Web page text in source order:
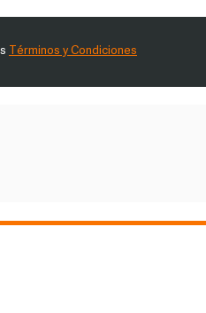
Términos y Condiciones